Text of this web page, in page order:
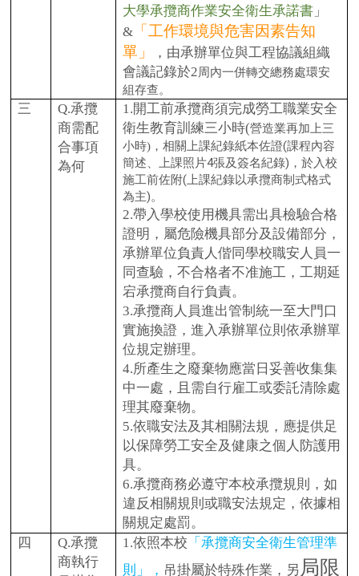
大學承攬商作業安全衛生承諾書」
&「 工作環境與危害因素告知
單」
，由承辦單位與工程協議組織
會議記錄於2周內一併轉交總務處環安
組存查。
三 Q.承攬
商需配
合事項
為何
1.開工前承攬商須完成勞工職業安全
衛生教育訓練三小時(營造業再加上三
小時)，相關上課紀錄紙本佐證(課程內容
簡述、上課照片4張及簽名紀錄)，於入校
施工前佐附(上課紀錄以承攬商制式格式
為主)。
2.帶入學校使用機具需出具檢驗合格
證明，屬危險機具部分及設備部分，
承辦單位負責人偕同學校職安人員一
同查驗，不合格者不准施工，工期延
宕承攬商自行負責。
3.承攬商人員進出管制統一至大門口
實施換證，進入承辦單位則依承辦單
位規定辦理。
4.所產生之廢棄物應當日妥善收集集
中一處，且需自行雇工或委託清除處
理其廢棄物。
5.依職安法及其相關法規，應提供足
以保障勞工安全及健康之個人防護用
具。
6.承攬商務必遵守本校承攬規則，如
違反相關規則或職安法規定，依據相
關規定處罰。
四
Q.承攬
商執行
1.依照本校 「 承攬商安全衛生管理準
則 」， 吊掛屬於特殊作業，另 局限